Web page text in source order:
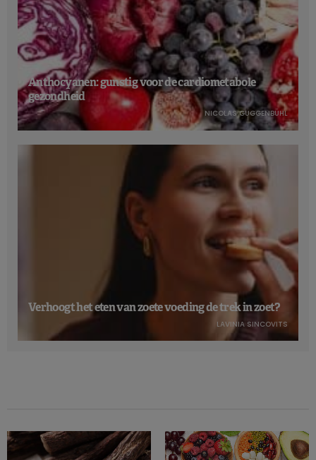
Anthocyanen: gunstig voor de cardiometabole
gezondheid
NICOLAS GUGGENBÜHL
Verhoogt het eten van zoete voeding de trek in zoet?
LAVINIA SINCOVITS